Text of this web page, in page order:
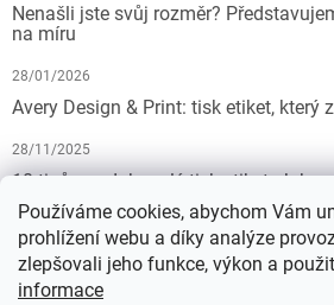
Používáme cookies, abychom Vám
prohlížení webu a díky analýze
zlepšovali jeho funkce, výkon a
informace
Nenašli jste svůj rozměr?
na míru
28/01/2026
Avery Design & Print: tisk etiket, který
28/11/2025
10 tipů pro dokonalý tisk etiket: Jak
výsledek bez starostí
19/07/2025